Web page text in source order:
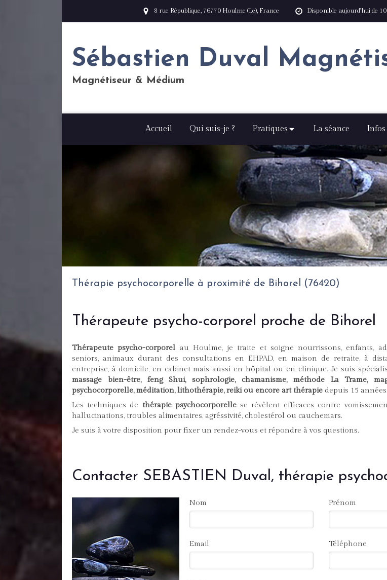
8 rue République, 76770 Houlme (Le), France Disponible aujourd'hui de
Sébastien Duval
Magnétiseur & Médium
Accueil Qui suis-je ? Pratiques La séance
Thérapie psychocorporelle à proximité de Bihorel (76420)
Thérapeute psycho-corporel proche de Bihorel
Thérapeute psycho-corporel au Houlme, je traite et soigne nourrissons, enfants,
seniors, animaux durant des consultations en EHPAD, en maison de retraite, à
entreprise, à domicile, en cabinet mais aussi en hôpital ou en clinique. Je suis
massage bien-être, feng Shui, sophrologie, chamanisme, méthode La Trame,
psychocorporelle, méditation, lithothérapie, reiki ou encore art thérapie depuis 15 années.
Les techniques de thérapie psychocorporellese révèlent efficaces contre
hallucinations, troubles alimentaires, agréssivité, cholestérol ou cauchemars.
Je suis à votre disposition pour fixer un rendez-vous et répondre à vos questions.
Contacter SEBASTIEN Duval, thérapie
Nom Prénom
Email Téléphone